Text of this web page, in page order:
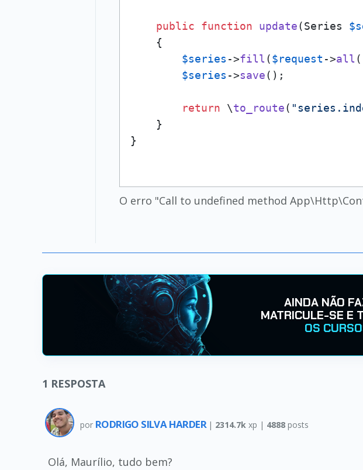
public function update(Series
{
$series ->fill ($request ->all
$series ->save();
return \to_route(
    }
O erro "Call to undefined method
AINDA NÃO
MATRICULE-SE E
OS
1 RESPOSTA
por RODRIGO SILVA HARDER | 2314.7k xp | 4888 posts
Olá, Maurílio, tudo bem?